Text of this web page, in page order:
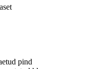
pind